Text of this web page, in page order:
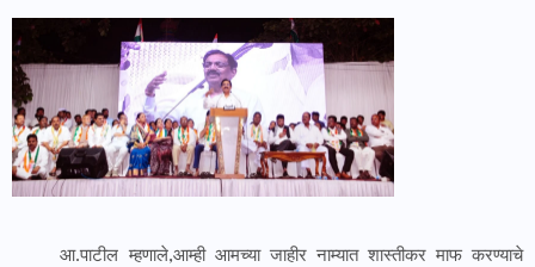
आ.पाटील म्हणाले,आम्ही आमच्या जाहीर नाम्यात शास्तीकर माफ करण्याचे